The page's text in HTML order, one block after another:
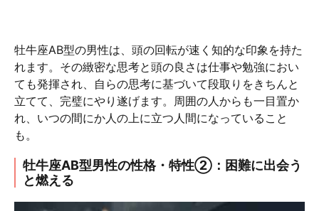
牡牛座AB型の男性は、頭の回転が速く知的な印象を持た
れます。その緻密な思考と頭の良さは仕事や勉強におい
ても発揮され、自らの思考に基づいて段取りをきちんと
立てて、完璧にやり遂げます。周囲の人からも一目置か
れ、いつの間にか人の上に立つ人間になっていること
も。
牡牛座AB型男性の性格・特性②：困難に出会う
と燃える